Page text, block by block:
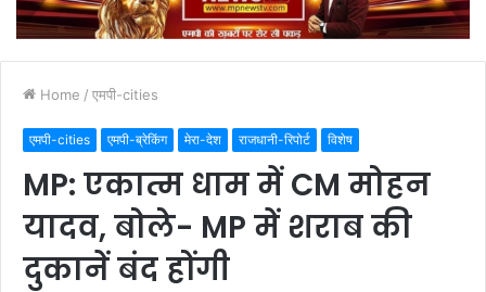
Home / एमपी-cities
एमपी-cities एमपी-ब्रेकिंग मेरा-देश राजधानी-रिपोर्ट विशेष
MP: एकात्म धाम में CM मोहन
यादव, बोले- MP में शराब की
दुकानें बंद होंगी